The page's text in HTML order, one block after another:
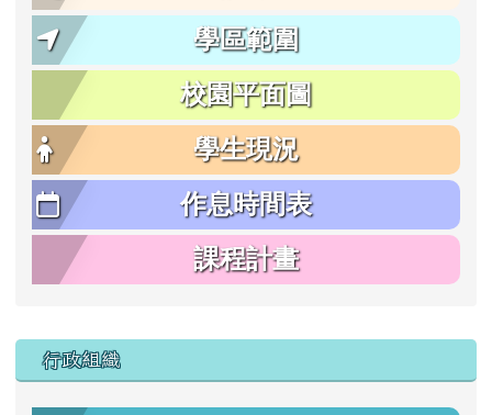
學區範圍
校園平面圖
學生現況
作息時間表
課程計畫
行政組織